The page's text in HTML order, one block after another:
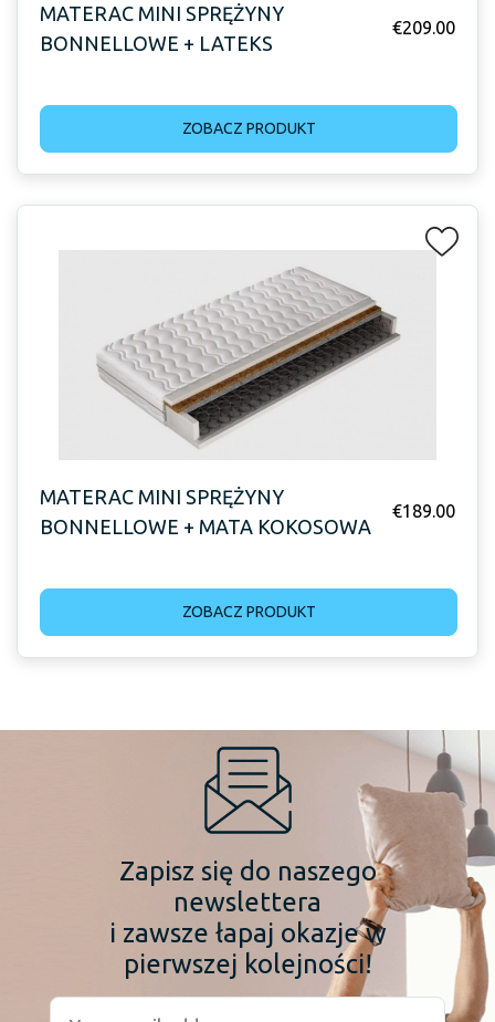
MATERAC MINI SPRĘŻYNY
BONNELLOWE + LATEKS
€209.00
ZOBACZ PRODUKT
MATERAC MINI SPRĘŻYNY
BONNELLOWE + MATA KOKOSOWA
€189.00
ZOBACZ PRODUKT
Zapisz się do naszego
newslettera
i zawsze łapaj okazje w
pierwszej kolejności!